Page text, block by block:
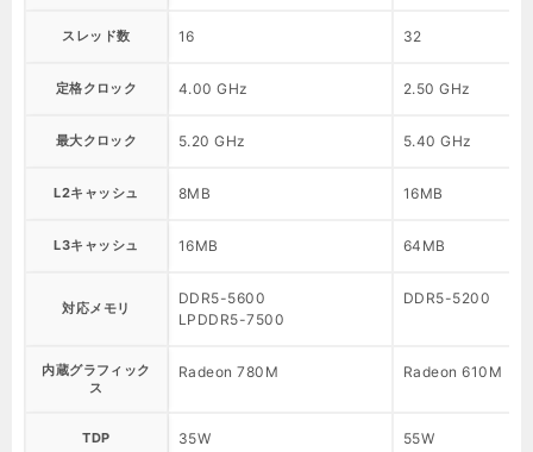
スレッド数 16 32
定格クロック 4.00 GHz 2.50 GHz
最大クロック 5.20 GHz 5.40 GHz
L2キャッシュ 8MB 16MB
L3キャッシュ 16MB 64MB
対応メモリ
DDR5-5600
LPDDR5-7500
DDR5-5200
内蔵グラフィック
ス
Radeon 780M Radeon 610M
TDP 35W 55W